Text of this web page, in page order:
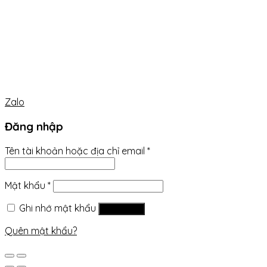
Zalo
Đăng nhập
Tên tài khoản hoặc địa chỉ email *
Mật khẩu *
Ghi nhớ mật khẩu
Quên mật khẩu?